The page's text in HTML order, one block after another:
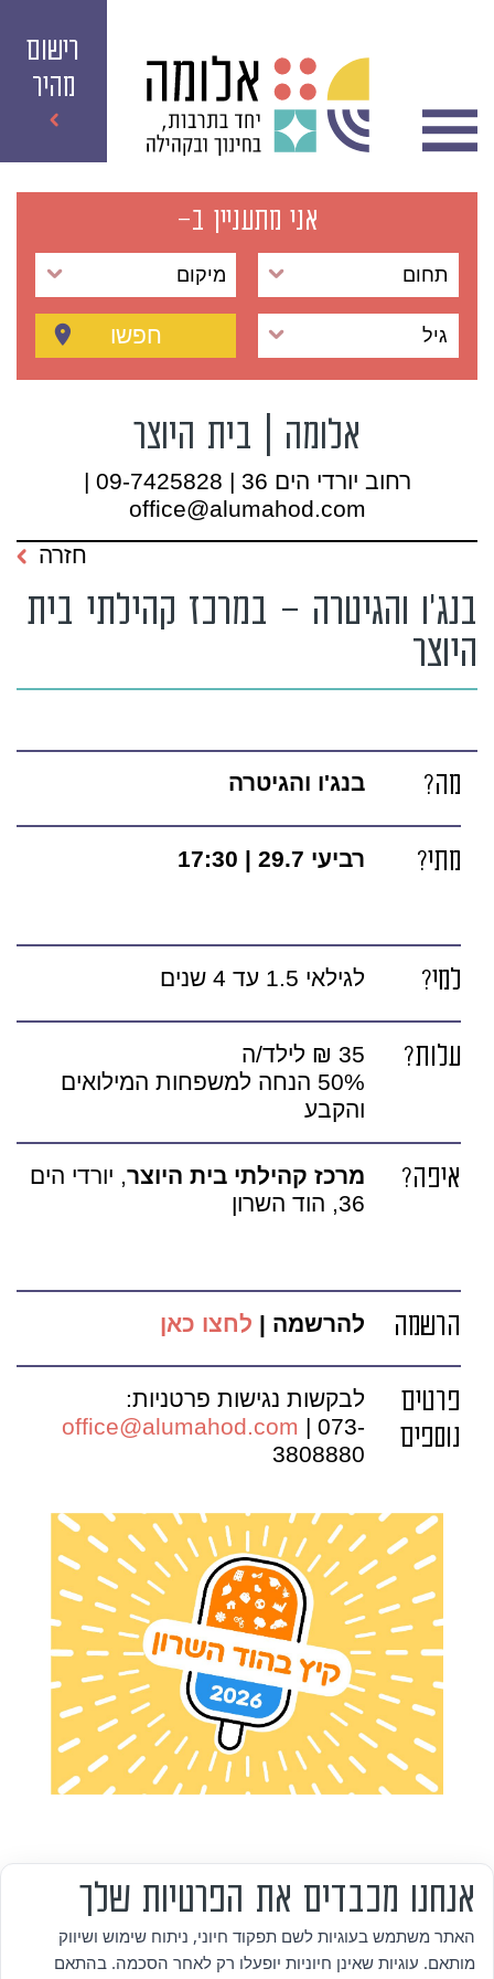
רישום
מהיר
אני מתעניין ב-
תחום מיקום
גיל חפשו
אלומה | בית היוצר
רחוב יורדי הים 36 | 09-7425828 |
office@alumahod.com
בנג'ו והגיטרה – במרכז קהילתי בית
היוצר
חזרה
מה? בנג'ו והגיטרה
מתי? רביעי 29.7 | 17:30
למי? לגילאי 1.5 עד 4 שנים
עלות?
35 ₪ לילד/ה
50% הנחה למשפחות המילואים
והקבע
איפה? מרכז קהילתי בית היוצר, יורדי הים
36, הוד השרון
הרשמה להרשמה | לחצו כאן
פרטים
נוספים
לבקשות נגישות פרטניות:
office@alumahod.com | 073-
3808880
אזור אישי
אנחנו מכבדים את הפרטיות שלך
האתר משתמש בעוגיות לשם תפקוד חיוני, ניתוח שימוש ושיווק
מותאם. עוגיות שאינן חיוניות יופעלו רק לאחר הסכמה. בהתאם